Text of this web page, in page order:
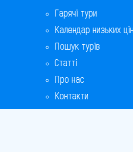
Гарячі тури
Календар низьких цін
Пошук турів
Статті
Про нас
Контакти
Бонусна програма